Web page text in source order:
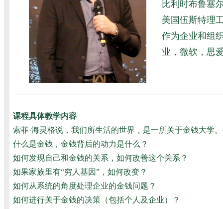
比利时布鲁塞
美国伍斯特理
作为企业和组
业，微软，思
课程具体教学内容
索菲·海灵格说，我们所生活的世界，是一所关于金钱大学
什么是金钱，金钱背后的动力是什么？
如何发现自己和金钱的关系，如何改善这个关系？
如果家族里有“穷人基因”，如何改变？
如何从系统的角度处理企业的金钱问题？
如何进行关于金钱的决策（包括个人及企业）？